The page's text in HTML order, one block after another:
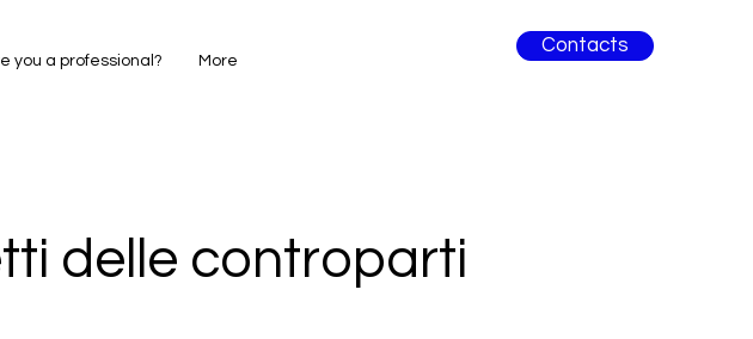
you a professional? More
Contacts
delle controparti